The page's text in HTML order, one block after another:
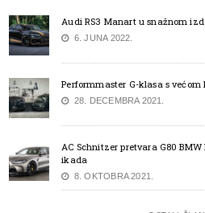
Audi RS3 Manart u snažnom
6. JUNA 2022.
Performmaster G-klasa s
28. DECEMBRA 2021.
AC Schnitzer pretvara G80
ikada
8. OKTOBRA 2021.